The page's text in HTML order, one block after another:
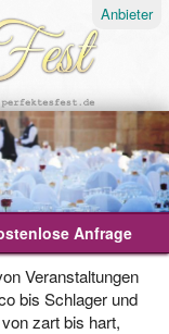
Anbieter
Anfrage
Veranstaltungen
bis Schlager und
zart bis hart,